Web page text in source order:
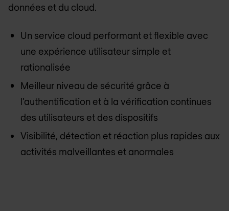
données et du cloud.
Un service cloud performant et flexible avec
une expérience utilisateur simple et
rationalisée
Meilleur niveau de sécurité grâce à
l'authentification et à la vérification continues
des utilisateurs et des dispositifs
Visibilité, détection et réaction plus rapides aux
activités malveillantes et anormales